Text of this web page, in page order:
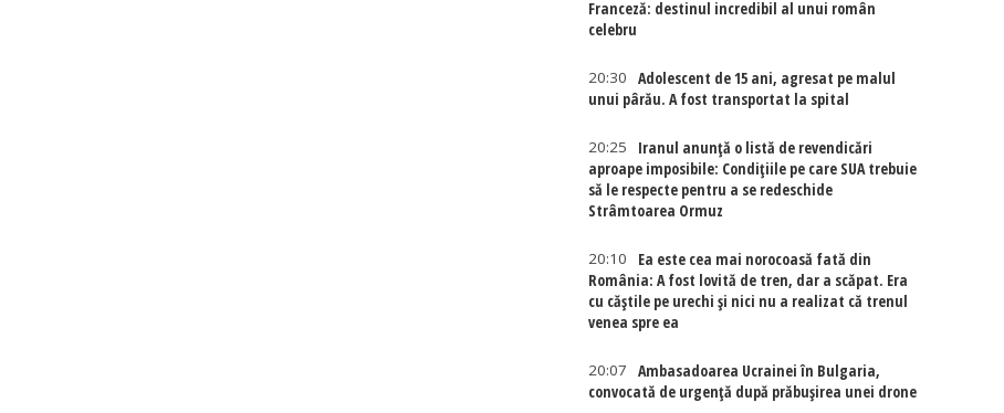
Franceză: destinul incredibil al unui român
celebru
20:30
Adolescent de 15 ani, agresat pe malul
unui pârău. A fost transportat la spital
20:25
Iranul anunță o listă de revendicări
aproape imposibile: Condițiile pe care SUA trebuie
să le respecte pentru a se redeschide
Strâmtoarea Ormuz
20:10
Ea este cea mai norocoasă fată din
România: A fost lovită de tren, dar a scăpat. Era
cu căștile pe urechi și nici nu a realizat că trenul
venea spre ea
20:07
Ambasadoarea Ucrainei în Bulgaria,
convocată de urgență după prăbușirea unei drone